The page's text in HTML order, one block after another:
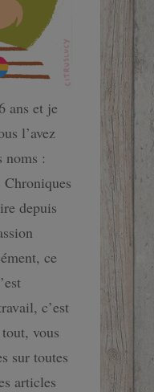
ans et je
l’avez
noms :
depuis
ce
c’est
vous
sur toutes
articles